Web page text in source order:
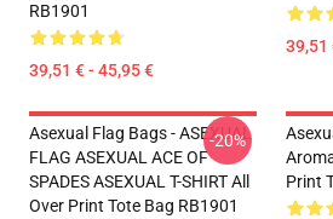
RB1901
39,51 € - 45,95 €
39,51
Asexual Flag Bags - ASEXUAL
FLAG ASEXUAL ACE OF
SPADES ASEXUAL T-SHIRT All
Over Print Tote Bag RB1901
-20%
Print